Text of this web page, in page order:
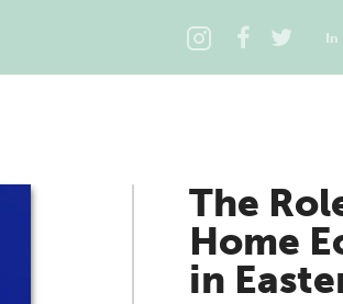
The
Home
in